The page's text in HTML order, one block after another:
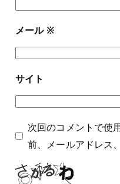
メール ※
サイト
次回のコメントで使
前、メールアドレス